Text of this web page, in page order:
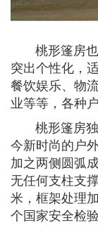
桃形篷房也
突出个性化，
餐饮娱乐、物
业等等，各种
桃形篷房独
今新时尚的户
加之两侧圆弧
无任何支柱支
米，框架处理
个国家安全检验